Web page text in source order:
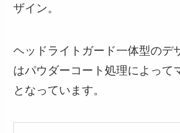
ザイン。
ヘッドライトガード一体型のデ
はパウダーコート処理によって
となっています。